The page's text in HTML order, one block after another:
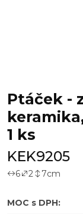
Ptáček -
1 ks
KEK9205
6 2 7cm
MOC s DPH: